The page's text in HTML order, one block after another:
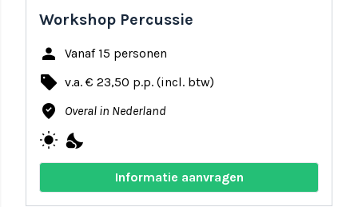
Workshop Percussie
person Vanaf 15 personen
local_offer v.a. € 23,50 p.p. (incl. btw)
where_to_vote Overal in Nederland
wb_sunny nights_stay
Informatie aanvragen